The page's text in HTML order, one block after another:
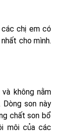
các chị em có
cho mình.
không nằm
son này
chất son bổ
môi của các